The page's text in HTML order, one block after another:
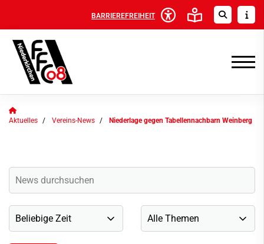
BARRIEREFREIHEIT
Aktuelles Vereins-News Niederlage gegen Tabellennachbarn Weinberg